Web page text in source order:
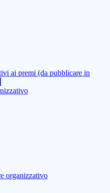
ai premi (da pubblicare in
organizzativo